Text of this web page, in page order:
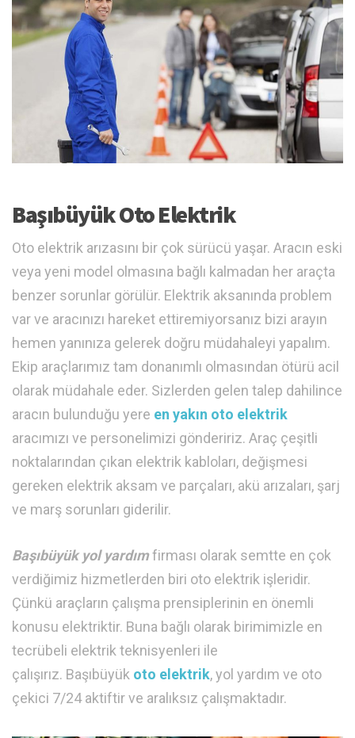
Başıbüyük Oto Elektrik
Oto elektrik arızasını bir çok sürücü yaşar. Aracın eski
veya yeni model olmasına bağlı kalmadan her araçta
benzer sorunlar görülür. Elektrik aksanında problem
var ve aracınızı hareket ettiremiyorsanız bizi arayın
hemen yanınıza gelerek doğru müdahaleyi yapalım.
Ekip araçlarımız tam donanımlı olmasından ötürü acil
olarak müdahale eder. Sizlerden gelen talep dahilince
aracın bulunduğu yere en yakın oto elektrik
aracımızı ve personelimizi göndeririz. Araç çeşitli
noktalarından çıkan elektrik kabloları, değişmesi
gereken elektrik aksam ve parçaları, akü arızaları, şarj
ve marş sorunları giderilir.
Başıbüyük yol yardımfirması olarak semtte en çok
verdiğimiz hizmetlerden biri oto elektrik işleridir.
Çünkü araçların çalışma prensiplerinin en önemli
konusu elektriktir. Buna bağlı olarak birimimizle en
tecrübeli elektrik teknisyenleri ile
çalışırız. Başıbüyük oto elektrik, yol yardım ve oto
çekici 7/24 aktiftir ve aralıksız çalışmaktadır.